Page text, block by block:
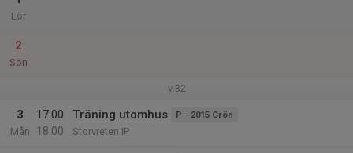
Lör
2
Sön
v.32
3
Mån
17:00
18:00
Träning utomhus P - 2015 Grön
Storvreten IP